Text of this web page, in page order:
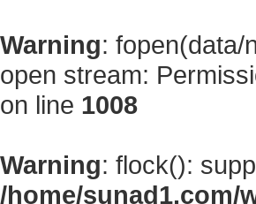
Warning: fopen(data/
open stream:
on line 1008
Warning: flock():
/home/sunad1.com/